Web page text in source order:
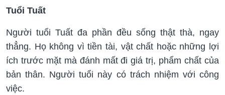
Tuổi Tuất
Người tuổi Tuất đa phần đều sống thật thà, ngay
thẳng. Họ không vì tiền tài, vật chất hoặc những lợi
ích trước mặt mà đánh mất đi giá trị, phẩm chất của
bản thân. Người tuổi này có trách nhiệm với công
việc.